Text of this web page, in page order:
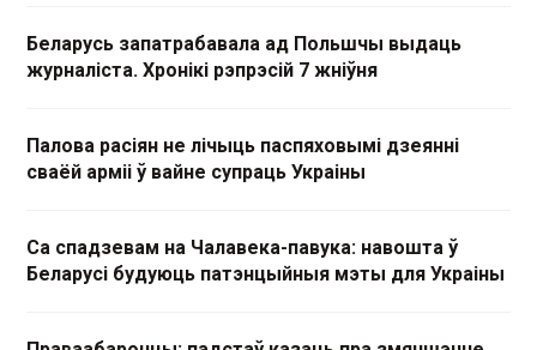
Беларусь запатрабавала ад Польшчы выдаць
журналіста. Хронікі рэпрэсій 7 жніўня
Палова расіян не лічыць паспяховымі дзеянні
сваёй арміі ў вайне супраць Украіны
Са спадзевам на Чалавека-павука: навошта ў
Беларусі будуюць патэнцыйныя мэты для Украіны